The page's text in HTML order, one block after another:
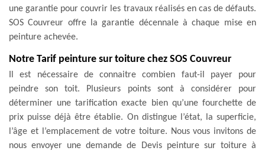
une garantie pour couvrir les travaux réalisés en cas de défauts.
SOS Couvreur offre la garantie décennale à chaque mise en
peinture achevée.
Notre Tarif peinture sur toiture chez SOS Couvreur
Il est nécessaire de connaitre combien faut-il payer pour
peindre son toit. Plusieurs points sont à considérer pour
déterminer une tarification exacte bien qu’une fourchette de
prix puisse déjà être établie. On distingue l’état, la superficie,
l’âge et l’emplacement de votre toiture. Nous vous invitons de
nous envoyer une demande de Devis peinture sur toiture à